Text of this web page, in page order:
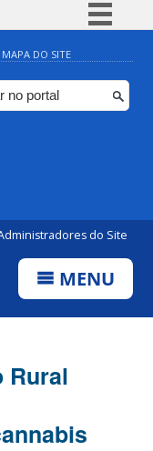
Simplifique!
BR
Participe
MAPA DO SITE
do Site
MENU
Rural